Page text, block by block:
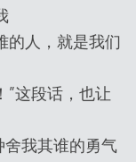
的人，就是我们
”这段话，也让
舍我其谁的勇气